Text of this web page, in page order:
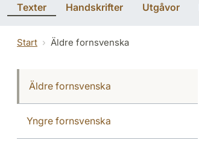
Texter Handskrifter Utgåvor
Start Äldre fornsvenska
Äldre fornsvenska
Yngre fornsvenska